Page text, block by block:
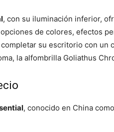
, con su iluminación inferior,
de colores, efectos
su escritorio con
la alfombrilla Goliathus
, conocido en China como